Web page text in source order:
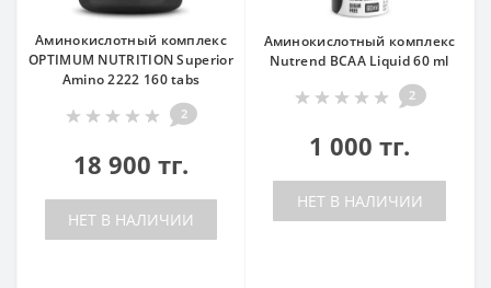
Аминокислотный комплекс
OPTIMUM NUTRITION Superior
Amino 2222 160 tabs
2
18 900 тг.
НЕТ В НАЛИЧИИ
Аминокислотный комплекс
Nutrend BCAA Liquid 60 ml
2
1 000 тг.
НЕТ В НАЛИЧИИ